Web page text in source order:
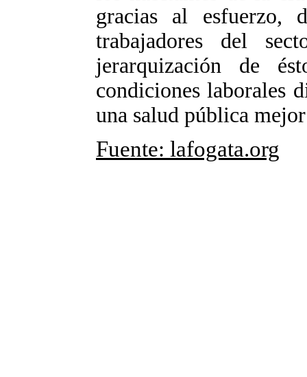
gracias al esfuerzo,
trabajadores del
jerarquización de
condiciones laborales
una salud pública
Fuente: lafogata.org